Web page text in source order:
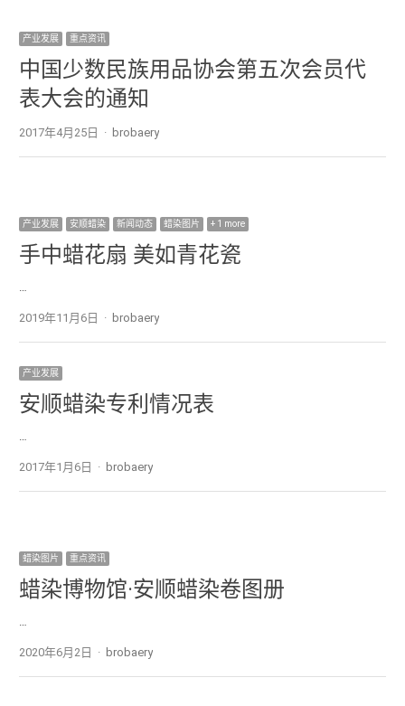
产业发展 重点资讯
中国少数民族用品协会第五次会员代
表大会的通知
2017年4月25日 Author
brobaery
产业发展 安顺蜡染 新闻动态 蜡染图片 + 1 more
手中蜡花扇 美如青花瓷
…
2019年11月6日 Author
brobaery
产业发展
安顺蜡染专利情况表
…
2017年1月6日 Author
brobaery
蜡染图片 重点资讯
蜡染博物馆·安顺蜡染卷图册
…
2020年6月2日 Author
brobaery